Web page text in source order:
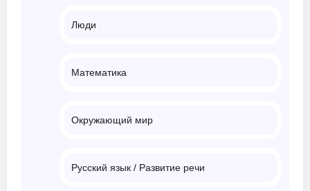
Люди
Математика
Окружающий мир
Русский язык / Развитие речи